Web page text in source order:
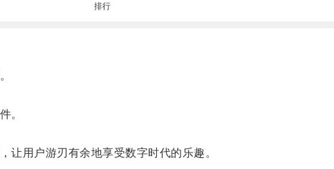
排行
。
用户游刃有余地享受数字时代的乐趣。